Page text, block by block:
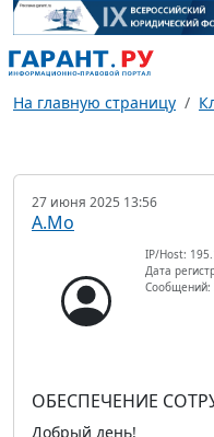
На главную страницу
27 июня 2025 13:56
А.Мо
IP/Host:
Дата
Сообщений:
ОБЕСПЕЧЕНИЕ
Добрый день!